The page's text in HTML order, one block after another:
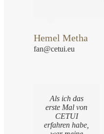
Hemel Metha
fan@cetui.eu
Als ich das
erste Mal von
CETUI
erfahren habe,